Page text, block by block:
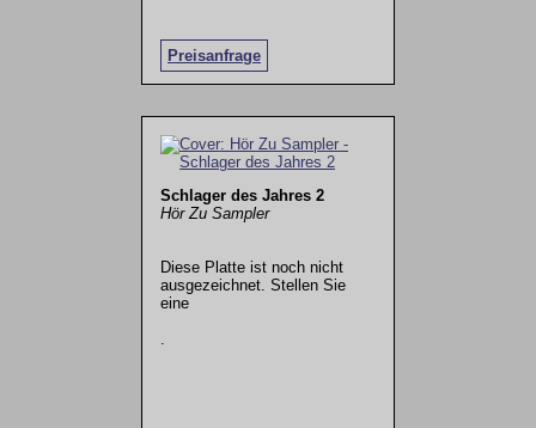
Preisanfrage
Schlager des Jahres 2
Hör Zu Sampler
Diese Platte ist noch nicht
ausgezeichnet. Stellen Sie
eine